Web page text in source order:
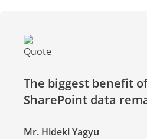
The biggest benefit
SharePoint data
Mr. Hideki Yagyu